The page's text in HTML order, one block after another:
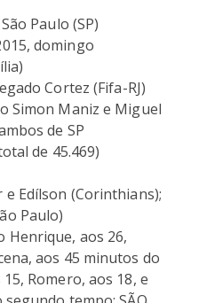
Paulo (SP)
domingo
Cortez (Fifa-RJ)
Simon Maniz e Miguel
de SP
de 45.469)
e Edílson (Corinthians);
Paulo)
Henrique, aos 26,
aos 45 minutos do
Romero, aos 18, e